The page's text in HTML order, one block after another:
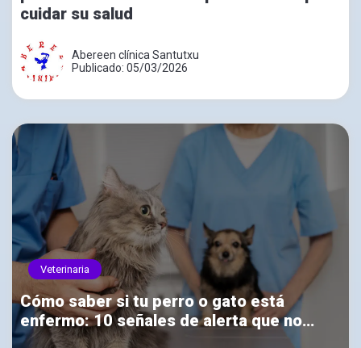
cuidar su salud
Abereen clínica Santutxu
Publicado: 05/03/2026
Veterinaria
Cómo saber si tu perro o gato está
enfermo: 10 señales de alerta que no
debes ignorar